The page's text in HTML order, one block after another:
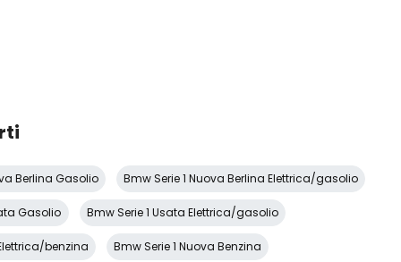
Berlina Gasolio Bmw Serie 1 Nuova Berlina Elettrica/gasolio
Gasolio Bmw Serie 1 Usata Elettrica/gasolio
benzina Bmw Serie 1 Nuova Benzina